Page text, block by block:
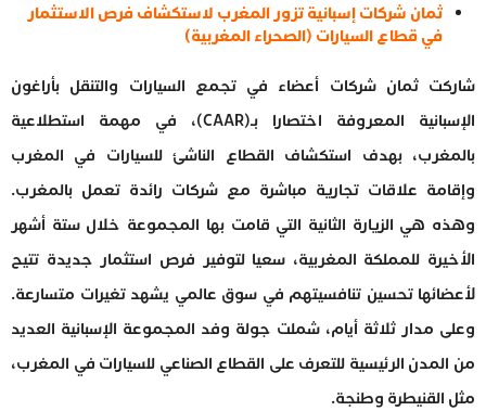
ثمان شركات إسبانية تزور المغرب لاستكشاف فرص الاستثمار
في قطاع السيارات (الصحراء المغربية)
شاركت ثمان شركات أعضاء في تجمع السيارات والتنقل بأراغون
الإسبانية المعروفة اختصارا بـ(CAAR)، في مهمة استطلاعية
بالمغرب، بهدف استكشاف القطاع الناشئ للسيارات في المغرب
وإقامة علاقات تجارية مباشرة مع شركات رائدة تعمل بالمغرب.
وهذه هي الزيارة الثانية التي قامت بها المجموعة خلال ستة أشهر
الأخيرة للمملكة المغربية، سعيا لتوفير فرص استثمار جديدة تتيح
لأعضائها تحسين تنافسيتهم في سوق عالمي يشهد تغيرات متسارعة.
وعلى مدار ثلاثة أيام، شملت جولة وفد المجموعة الإسبانية العديد
من المدن الرئيسية للتعرف على القطاع الصناعي للسيارات في المغرب،
مثل القنيطرة وطنجة.